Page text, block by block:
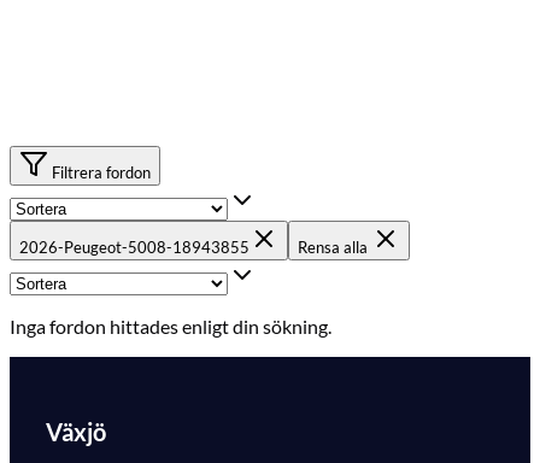
Filtrera fordon
2026-Peugeot-5008-18943855 Rensa alla
Inga fordon hittades enligt din sökning.
Växjö